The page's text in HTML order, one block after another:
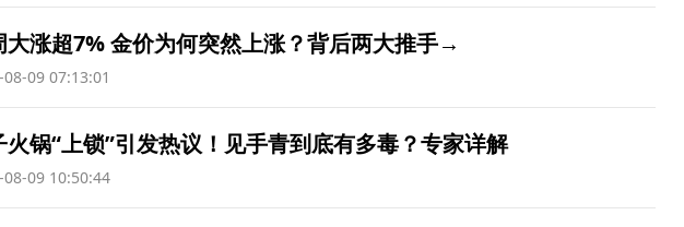
大涨超7% 金价为何突然上涨？背后两大推手→
08-09 07:13:01
火锅“上锁”引发热议！见手青到底有多毒？专家详解
08-09 10:50:44